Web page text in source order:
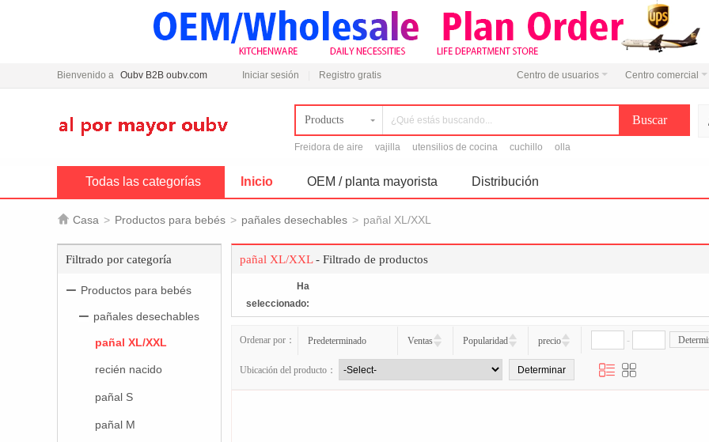
Bienvenido a Oubv B2B oubv.com Iniciar sesión Registro gratis Centro de usuarios Centro comercial
Products
Freidora de aire vajilla utensilios de cocina cuchillo olla
Todas las categorías Inicio OEM / planta mayorista Distribución
 Casa > Productos para bebés > pañales desechables > pañal XL/XXL
Filtrado por categoría
Productos para bebés
pañales desechables
pañal XL/XXL
recién nacido
pañal S
pañal M
pañal XL/XXL- Filtrado de productos
Ha
seleccionado:
Ordenar por： Predeterminado Ventas Popularidad precio -
Ubicación del producto：